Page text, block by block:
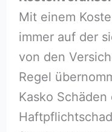
Mit einem
immer auf der
von den
Regel
Kasko